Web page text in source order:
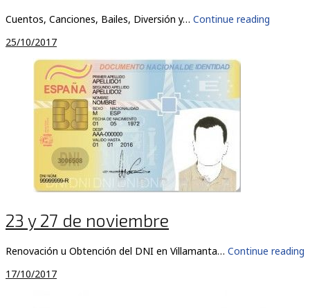
Cuentos, Canciones, Bailes, Diversión y… Continue reading
25/10/2017
23 y 27 de noviembre
Renovación u Obtención del DNI en Villamanta… Continue reading
17/10/2017